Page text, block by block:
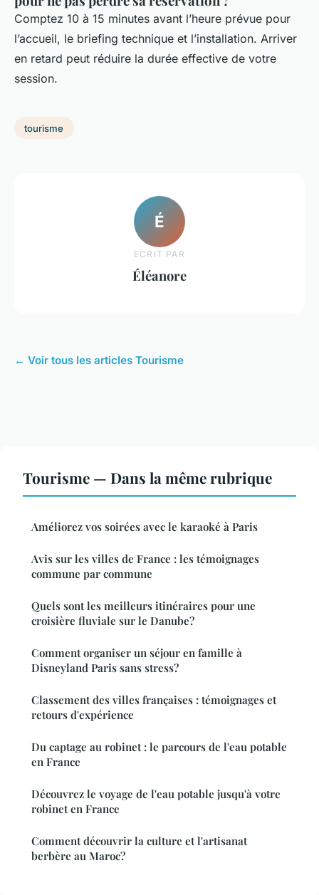
Comptez 10 à 15 minutes avant l’heure prévue pour
l’accueil, le briefing technique et l’installation. Arriver
en retard peut réduire la durée effective de votre
session.
tourisme
É
ECRIT PAR
Éléanore
← Voir tous les articles Tourisme
Tourisme — Dans la même rubrique
Améliorez vos soirées avec le karaoké à Paris
Avis sur les villes de France : les témoignages
commune par commune
Quels sont les meilleurs itinéraires pour une
croisière fluviale sur le Danube?
Comment organiser un séjour en famille à
Disneyland Paris sans stress?
Classement des villes françaises : témoignages et
retours d'expérience
Du captage au robinet : le parcours de l'eau potable
en France
Découvrez le voyage de l'eau potable jusqu'à votre
robinet en France
Comment découvrir la culture et l'artisanat
berbère au Maroc?